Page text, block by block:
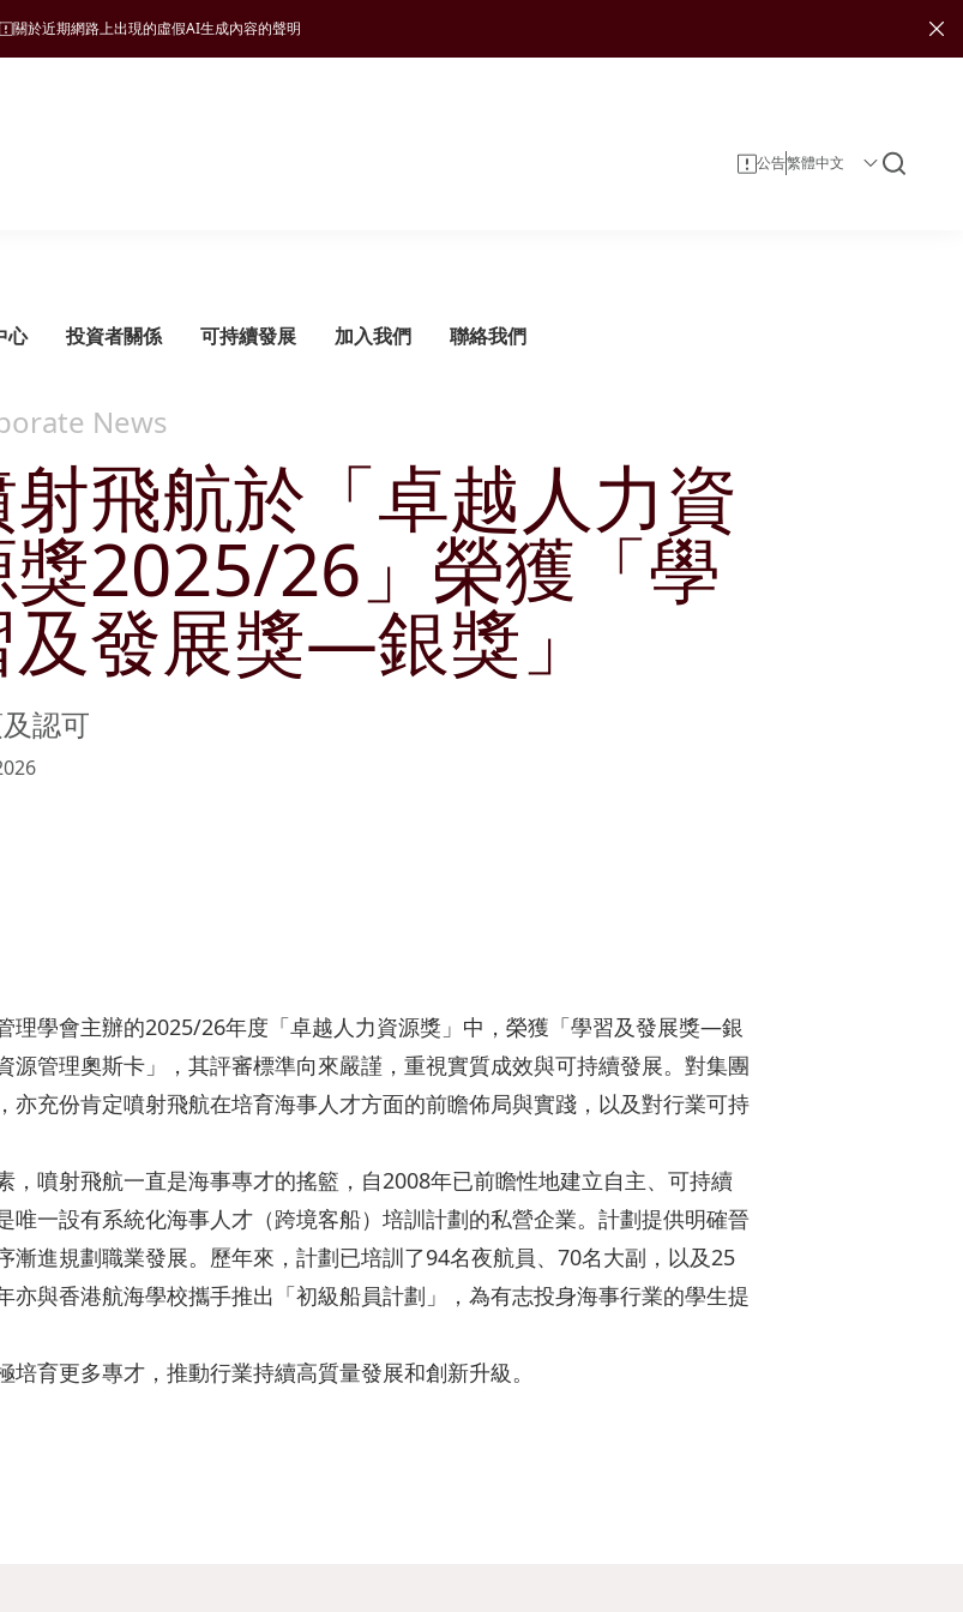
關於近期網路上出現的虛假AI生成內容的聲明
願景、使命和營商宗旨
集團發展里程碑
管理層簡介
主席報告書
企業資料
企業管治
獎項及嘉許
刊物
與消閑
物業銷售及租賃
物業管理
投資
娛樂
郵輪碼頭
心
新聞稿
投資者關係
監管披露
財務報告
公告及通函
主要財務數據
投資者服務
投資者日誌
公司簡介
公司簡報
企業通訊
可持續發展
發展管理
構
發展目標
參與
理
ESG 支柱
自然諧和
商社共榮
協作共融
匠心摯誠
可持續發展報告
加入我們 聯絡我們
公告
News
飛航於「卓越人力資
2025/26」榮獲「學
發展獎—銀獎」
認可
理學會主辦的2025/26年度「卓越人力資源獎」中，榮獲「學習及發展獎—銀
源管理奧斯卡」，其評審標準向來嚴謹，重視實質成效與可持續發展。對集團
充份肯定噴射飛航在培育海事人才方面的前瞻佈局與實踐，以及對行業可持
，噴射飛航一直是海事專才的搖籃，自2008年已前瞻性地建立自主、可持續
一設有系統化海事人才（跨境客船）培訓計劃的私營企業。計劃提供明確晉
漸進規劃職業發展。歷年來，計劃已培訓了94名夜航員、70名大副，以及25
與香港航海學校攜手推出「初級船員計劃」，為有志投身海事行業的學生提
育更多專才，推動行業持續高質量發展和創新升級。